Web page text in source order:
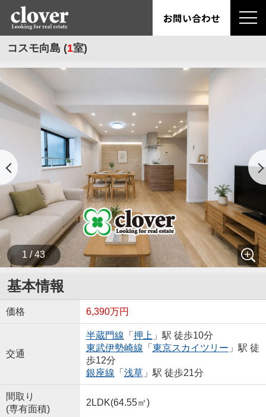
お問い合わせ
コスモ向島 (1室)
1 / 43
基本情報
価格 6,390万円
交通
半蔵門線 「 押上 」駅 徒歩10分
東武伊勢崎線 「 東京スカイツリー 」駅 徒
歩12分
銀座線 「 浅草」駅 徒歩21分
間取り
(専有面積)
2LDK(64.55㎡)